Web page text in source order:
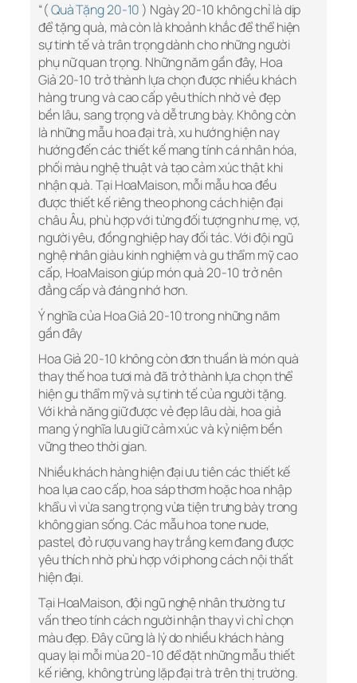
“(Quà Tặng 20-10 ) Ngày 20-10 không chỉ là dịp
để tặng quà, mà còn là khoảnh khắc để thể hiện
sự tinh tế và trân trọng dành cho những người
phụ nữ quan trọng. Những năm gần đây, Hoa
Giả 20-10 trở thành lựa chọn được nhiều khách
hàng trung và cao cấp yêu thích nhờ vẻ đẹp
bền lâu, sang trọng và dễ trưng bày. Không còn
là những mẫu hoa đại trà, xu hướng hiện nay
hướng đến các thiết kế mang tính cá nhân hóa,
phối màu nghệ thuật và tạo cảm xúc thật khi
nhận quà. Tại HoaMaison, mỗi mẫu hoa đều
được thiết kế riêng theo phong cách hiện đại
châu Âu, phù hợp với từng đối tượng như mẹ, vợ,
người yêu, đồng nghiệp hay đối tác. Với đội ngũ
nghệ nhân giàu kinh nghiệm và gu thẩm mỹ cao
cấp, HoaMaison giúp món quà 20-10 trở nên
đẳng cấp và đáng nhớ hơn.
Ý nghĩa của Hoa Giả 20-10 trong những năm
gần đây
Hoa Giả 20-10 không còn đơn thuần là món quà
thay thế hoa tươi mà đã trở thành lựa chọn thể
hiện gu thẩm mỹ và sự tinh tế của người tặng.
Với khả năng giữ được vẻ đẹp lâu dài, hoa giả
mang ý nghĩa lưu giữ cảm xúc và kỷ niệm bền
vững theo thời gian.
Nhiều khách hàng hiện đại ưu tiên các thiết kế
hoa lụa cao cấp, hoa sáp thơm hoặc hoa nhập
khẩu vì vừa sang trọng vừa tiện trưng bày trong
không gian sống. Các mẫu hoa tone nude,
pastel, đỏ rượu vang hay trắng kem đang được
yêu thích nhờ phù hợp với phong cách nội thất
hiện đại.
Tại HoaMaison, đội ngũ nghệ nhân thường tư
vấn theo tính cách người nhận thay vì chỉ chọn
màu đẹp. Đây cũng là lý do nhiều khách hàng
quay lại mỗi mùa 20-10 để đặt những mẫu thiết
kế riêng, không trùng lặp đại trà trên thị trường.